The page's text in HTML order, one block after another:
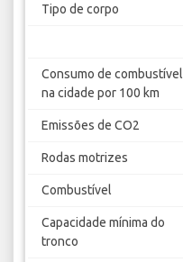
Tipo de corpo
Consumo de combustível
na cidade por 100 km
Emissões de CO2
Rodas motrizes
Combustível
Capacidade mínima do
tronco